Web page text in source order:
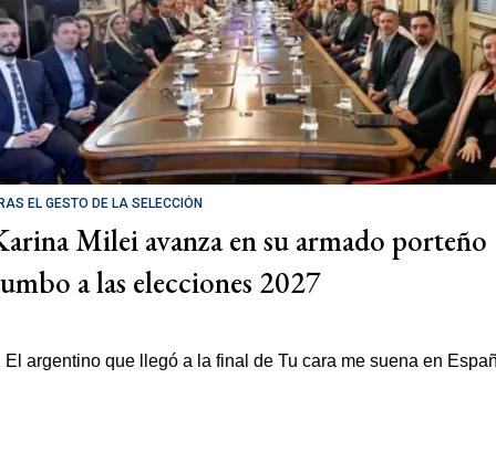
EL GESTO DE LA SELECCIÓN
Milei avanza en su armado porteño
a las elecciones 2027